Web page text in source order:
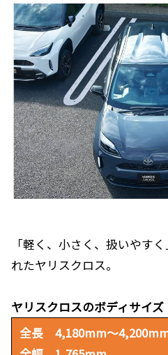
「軽く、小さく、扱いやす
れたヤリスクロス。
ヤリスクロスのボディサイズ
全長 4,180mm～